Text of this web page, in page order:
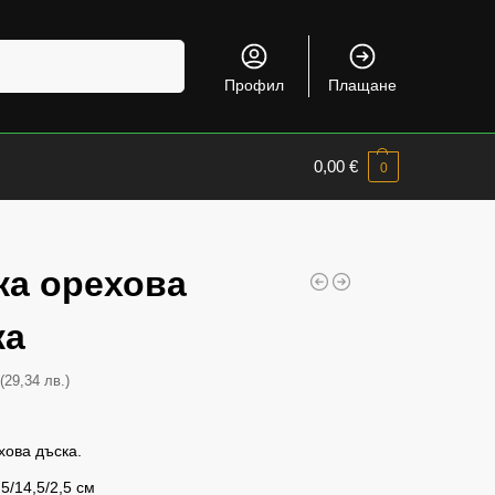
Профил Плащане
0,00 € 0
орехова
(29,34 лв.)
дъска.
14,5/2,5 см